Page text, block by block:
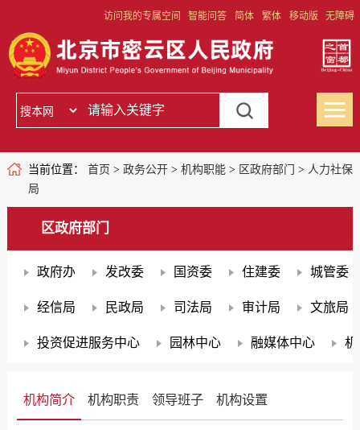
访问我的专属空间 智能问答 简体 繁体 移动版 无障碍
当前位置： 首页 > 政务公开> 机构职能> 区政府部门 > 人力社保
局
区政府部门
政府办 发改委 国资委 住建委 城管委
经信局 民政局 司法局 审计局 文旅局
投资促进服务中心 园林中心 融媒体中心 机
机构简介 机构职责 领导班子 机构设置